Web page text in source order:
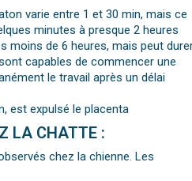
varie entre 1 et 30 min, mais ce
minutes à presque 2 heures
moins de 6 heures, mais peut
capables de commencer une
le travail après un délai
est expulsé le placenta
LA CHATTE :
chez la chienne. Les